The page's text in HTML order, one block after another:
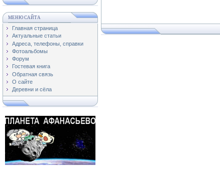
МЕНЮ САЙТА
Главная страница
Актуальные статьи
Адреса, телефоны, справки
Фотоальбомы
Форум
Гостевая книга
Обратная связь
О сайте
Деревни и сёла